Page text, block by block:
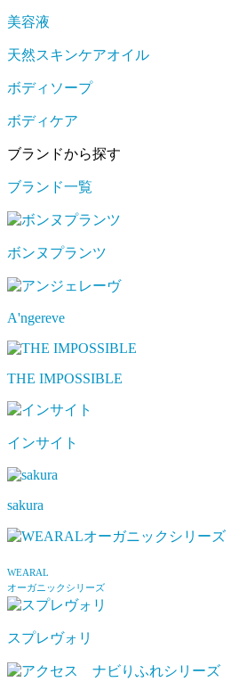
美容液
天然スキンケアオイル
ボディソープ
ボディケア
ブランドから探す
ブランド一覧
ボンヌプランツ
A'ngereve
THE IMPOSSIBLE
インサイト
sakura
WEARAL
オーガニックシリーズ
スプレヴォリ